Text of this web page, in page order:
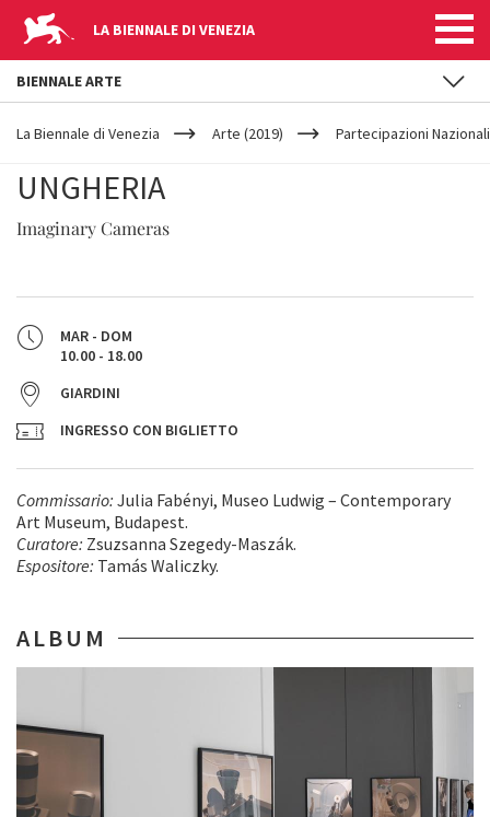
LA BIENNALE DI VENEZIA
YOUR
ARE
La Biennale di Venezia Arte (2019) Partecipazioni Nazionali
UNGHERIA
Imaginary Cameras
MAR - DOM
10.00 - 18.00
GIARDINI
INGRESSO CON BIGLIETTO
Commissario: Julia Fabényi, Museo Ludwig – Contemporary
Art Museum, Budapest.
Curatore: Zsuzsanna Szegedy-Maszák.
Espositore: Tamás Waliczky.
ALBUM
BIENNALE ARTE